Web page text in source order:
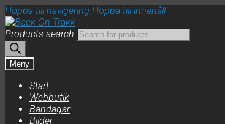
Hoppa till navigering Hoppa till innehåll
Products search
Meny
Start
Webbutik
Bandagar
Bilder